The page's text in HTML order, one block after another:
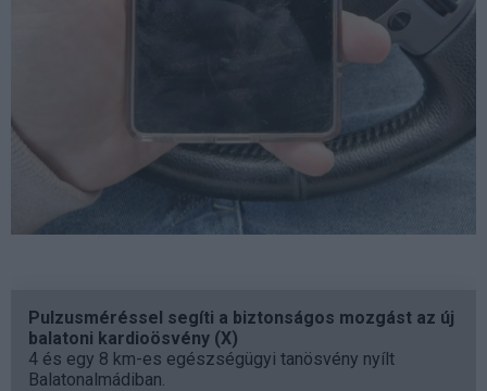
Pulzusméréssel segíti a biztonságos mozgást az új
balatoni kardioösvény (X)
4 és egy 8 km-es egészségügyi tanösvény nyílt
Balatonalmádiban.